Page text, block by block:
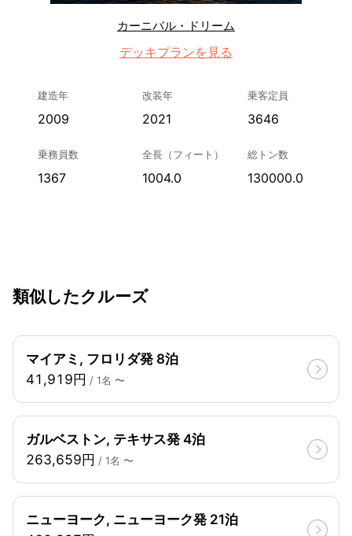
カーニバル・ドリーム
デッキプランを見る
建造年
2009
改装年
2021
乗客定員
3646
乗務員数
1367
全長（フィート）
1004.0
総トン数
130000.0
類似したクルーズ
マイアミ, フロリダ発 8泊
41,919円 / 1名 〜
ガルベストン, テキサス発 4泊
263,659円 / 1名 〜
ニューヨーク, ニューヨーク発 21泊